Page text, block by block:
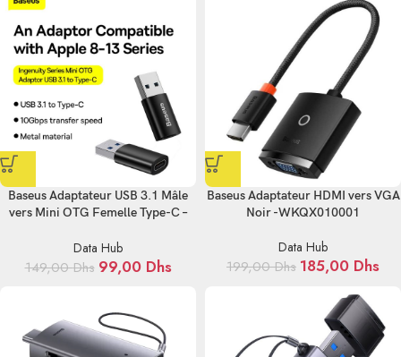
Baseus Adaptateur USB 3.1 Mâle
vers Mini OTG Femelle Type-C –
Data Hub
149,00Dhs 99,00 Dhs
Baseus Adaptateur HDMI vers VGA
Noir -WKQX010001
Data Hub
199,00Dhs 185,00 Dhs